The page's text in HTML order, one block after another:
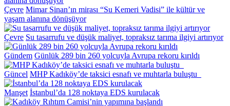
Çevre Mimar Sinan’ın mirası “Su Kemeri Vadisi” ile kültür ve
yaşam alanına dönüşüyor
Çevre Su tasarrufu ve düşük maliyet, topraksız tarıma ilgiyi artırıyor
Gündem Günlük 289 bin 260 yolcuyla Avrupa rekoru kırıldı
Güncel MHP Kadıköy’de taksici esnafı ve muhtarla buluştu
Manşet İstanbul’da 128 noktaya EDS kurulacak